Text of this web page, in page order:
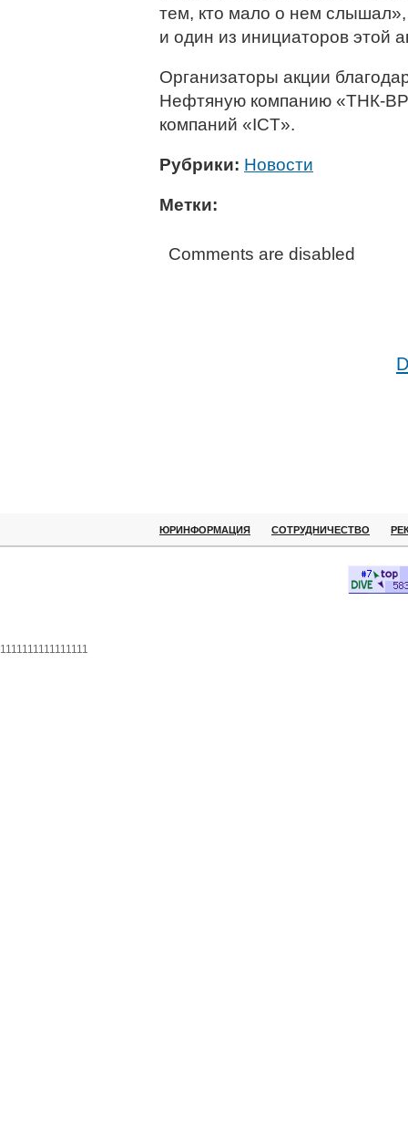
тем, кто мало о нем
и один из инициаторов этой
Организаторы акции
Нефтяную компанию «ТНК-
компаний «ICT».
Рубрики: Новости
Метки:
Comments are disabled
ЮРИНФОРМАЦИЯ СОТРУДНИЧЕСТВО
1111111111111111